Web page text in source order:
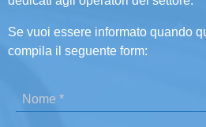
Se vuoi essere informato quando
compila il seguente form: